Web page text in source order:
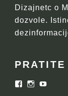
Dizajnetc o
dozvole.
PRATITE
FacebookInstagram